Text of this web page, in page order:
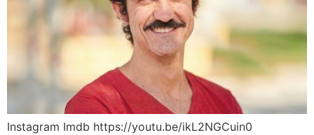
Instagram Imdb https://youtu.be/ikL2NGCuin0